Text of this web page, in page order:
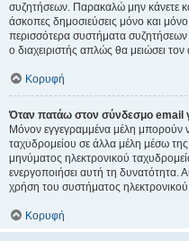
συζητήσεων. Παρακαλώ μην κάνετε
άσκοπες δημοσιεύσεις μόνο και
περισσότερα συστήματα συζητήσεων
ο διαχειριστής απλώς θα μειώσει
Κορυφή
Όταν πατάω στον σύνδεσμο email
Μόνον εγγεγραμμένα μέλη μπορούν
ταχυδρομείου σε άλλα μέλη μέσω
μηνύματος ηλεκτρονικού
ενεργοποιήσει αυτή τη δυνατότητα.
χρήση του συστήματος
Κορυφή